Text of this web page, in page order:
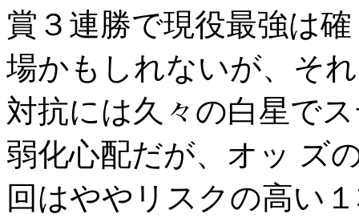
賞３連勝で現役最強は
場かもしれないが、そ
対抗には久々の白星で
弱化心配だが、オッ ズ
回はややリスクの高い